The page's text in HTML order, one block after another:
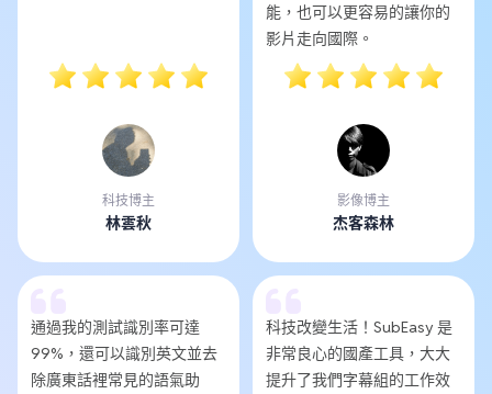
科技博主
林雲秋
能，也可以更容易的讓你的
影片走向國際。
影像博主
杰客森林
通過我的測試識別率可達
99%，還可以識別英文並去
除廣東話裡常見的語氣助
科技改變生活！SubEasy 是
非常良心的國產工具，大大
提升了我們字幕組的工作效